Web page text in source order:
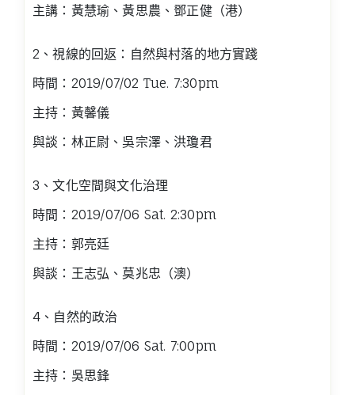
主講：黃慧瑜、黃思農、鄧正健（港）
2、視線的回返：自然與村落的地方實踐
時間：2019/07/02 Tue. 7:30pm
主持：黃馨儀
與談：林正尉、吳宗澤、洪瓊君
3、文化空間與文化治理
時間：2019/07/06 Sat. 2:30pm
主持：郭亮廷
與談：王志弘、莫兆忠（澳）
4、自然的政治
時間：2019/07/06 Sat. 7:00pm
主持：吳思鋒